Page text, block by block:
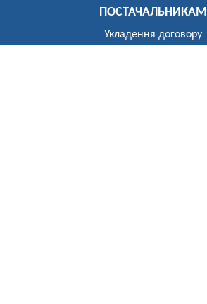
ПОСТАЧАЛЬНИКАМ
Укладення договору